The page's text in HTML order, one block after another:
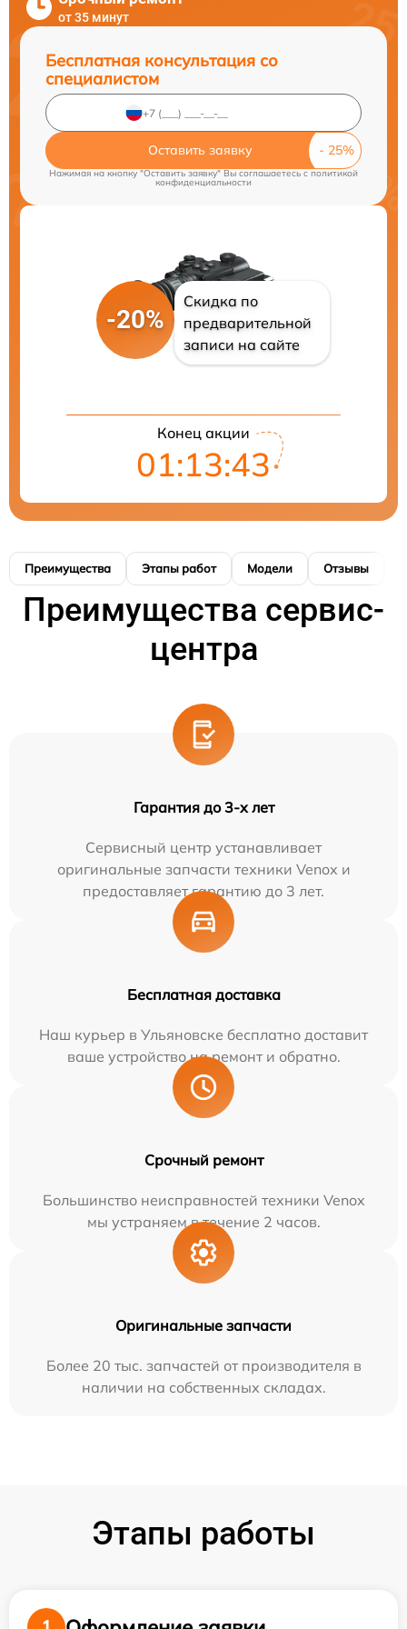
от 35 минут
Бесплатная консультация со
специалистом
Оставить заявку
Нажимая на кнопку "Оставить заявку" Вы соглашаетесь cполитикой
конфиденциальности
-20%
Скидка по
предварительной
записи на сайте
Конец акции
01:13:43
Преимущества Этапы работ Модели Отзывы
Преимущества сервис-
центра
Гарантия до 3-х лет
Сервисный центр устанавливает
оригинальные запчасти техники Venox и
предоставляет гарантию до 3 лет.
Бесплатная доставка
Наш курьер в Ульяновске бесплатно доставит
ваше устройство на ремонт и обратно.
Срочный ремонт
Большинство неисправностей техники Venox
мы устраняем в течение 2 часов.
Оригинальные запчасти
Более 20 тыс. запчастей от производителя в
наличии на собственных складах.
Этапы работы